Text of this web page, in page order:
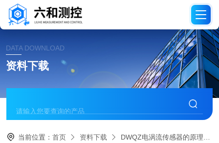
DATA DOWNLOAD
资料下载
当前位置：首页 资料下载 DWQZ电涡流传感器的原理说明